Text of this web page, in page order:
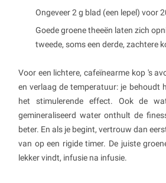
Ongeveer 2 g blad (een lepel) voor
Goede groene theeën laten zich
tweede, soms een derde, zachtere
Voor een lichtere, cafeïnearme kop 's
en verlaag de temperatuur: je behoudt
het stimulerende effect. Ook de
gemineraliseerd water onthult de
beter. En als je begint, vertrouw dan
van op een rigide timer. De juiste
lekker vindt, infusie na infusie.